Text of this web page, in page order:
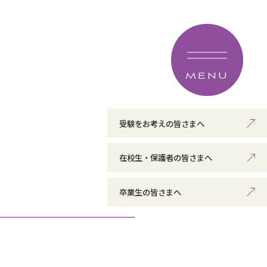
MENU
受験をお考えの皆さまへ
在校生・保護者の皆さまへ
卒業生の皆さまへ